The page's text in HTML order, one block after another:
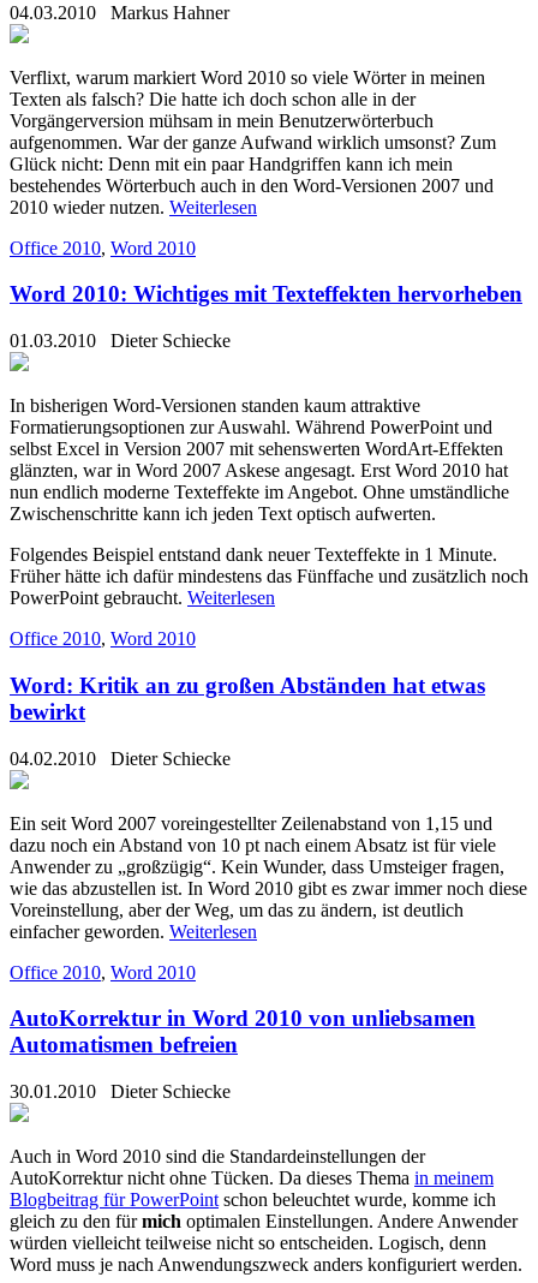
04.03.2010 Markus Hahner
Verflixt, warum markiert Word 2010 so viele Wörter in meinen
Texten als falsch? Die hatte ich doch schon alle in der
Vorgängerversion mühsam in mein Benutzerwörterbuch
aufgenommen. War der ganze Aufwand wirklich umsonst? Zum
Glück nicht: Denn mit ein paar Handgriffen kann ich mein
bestehendes Wörterbuch auch in den Word-Versionen 2007 und
2010 wieder nutzen. Weiterlesen
Office 2010, Word 2010
Word 2010: Wichtiges mit Texteffekten hervorheben
01.03.2010 Dieter Schiecke
In bisherigen Word-Versionen standen kaum attraktive
Formatierungsoptionen zur Auswahl. Während PowerPoint und
selbst Excel in Version 2007 mit sehenswerten WordArt-Effekten
glänzten, war in Word 2007 Askese angesagt. Erst Word 2010 hat
nun endlich moderne Texteffekte im Angebot. Ohne umständliche
Zwischenschritte kann ich jeden Text optisch aufwerten.
Folgendes Beispiel entstand dank neuer Texteffekte in 1 Minute.
Früher hätte ich dafür mindestens das Fünffache und zusätzlich noch
PowerPoint gebraucht. Weiterlesen
Office 2010, Word 2010
Word: Kritik an zu großen Abständen hat etwas
bewirkt
04.02.2010 Dieter Schiecke
Ein seit Word 2007 voreingestellter Zeilenabstand von 1,15 und
dazu noch ein Abstand von 10 pt nach einem Absatz ist für viele
Anwender zu „großzügig“. Kein Wunder, dass Umsteiger fragen,
wie das abzustellen ist. In Word 2010 gibt es zwar immer noch diese
Voreinstellung, aber der Weg, um das zu ändern, ist deutlich
einfacher geworden. Weiterlesen
Office 2010, Word 2010
AutoKorrektur in Word 2010 von unliebsamen
Automatismen befreien
30.01.2010 Dieter Schiecke
Auch in Word 2010 sind die Standardeinstellungen der
AutoKorrektur nicht ohne Tücken. Da dieses Thema in meinem
Blogbeitrag für PowerPoint schon beleuchtet wurde, komme ich
gleich zu den fürmich optimalen Einstellungen. Andere Anwender
würden vielleicht teilweise nicht so entscheiden. Logisch, denn
Word muss je nach Anwendungszweck anders konfiguriert werden.